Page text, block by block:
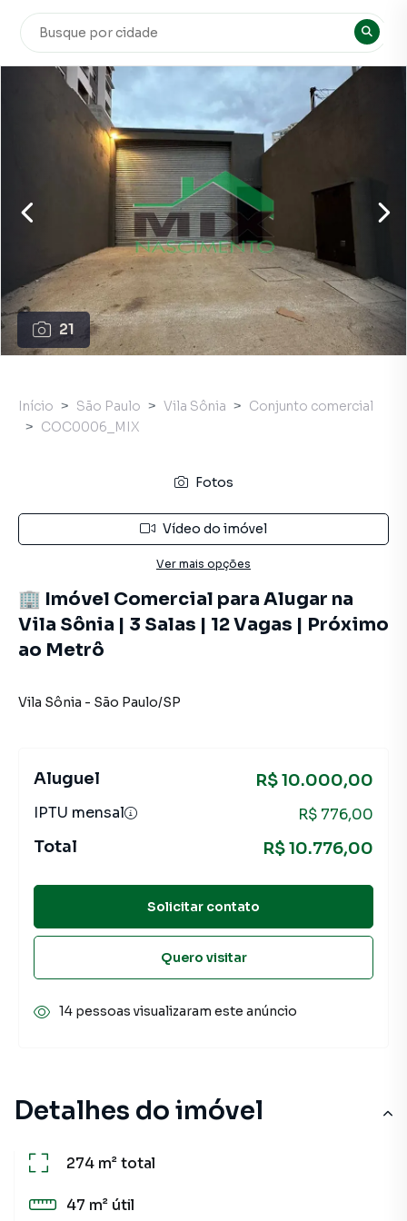
21
Detalhes do imóvel
274 m²total
47 m² útil
Início São Paulo Vila Sônia
Conjunto comercial
COC0006_MIX
Fotos
Vídeo do imóvel
Ver mais opções
🏢 Imóvel Comercial para Alugar na
Vila Sônia | 3 Salas | 12 Vagas | Próximo
ao Metrô
Vila Sônia - São Paulo/SP
Aluguel R$ 10.000,00
IPTU mensal R$ 776,00
Total R$ 10.776,00
Solicitar contato
Quero visitar
14 pessoas visualizaram este anúncio